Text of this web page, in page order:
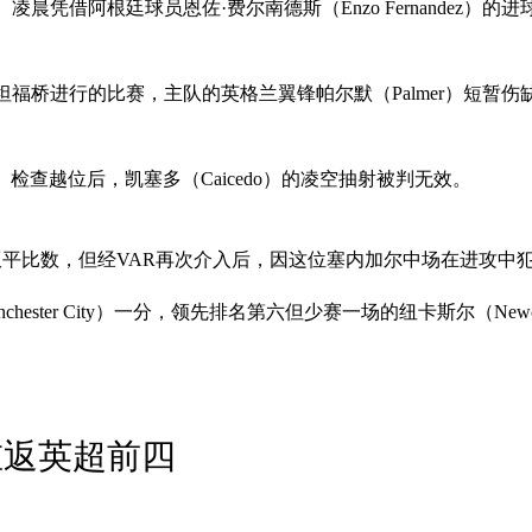
晨凭借阿根廷球员恩佐·费尔南德斯（Enzo Fernandez）的
福桥进行的比赛，主队的英格兰翼锋帕尔默（Palmer）短暂
查越位后，凯塞多（Caicedo）的凌空抽射被判无效。
比数，但经VAR再次介入后，因这位塞内加尔中场在进攻中
City）一分，领先排名第六但少赛一场的纽卡斯尔（
英超前四